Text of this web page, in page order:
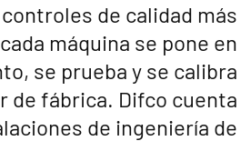
de calidad más
máquina se pone en
se prueba y se calibra
de fábrica. Difco cuenta
de ingeniería de